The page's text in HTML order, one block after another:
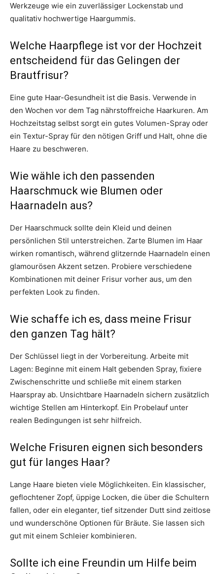
Werkzeuge wie ein zuverlässiger Lockenstab und
qualitativ hochwertige Haargummis.
Welche Haarpflege ist vor der Hochzeit
entscheidend für das Gelingen der
Brautfrisur?
Eine gute Haar-Gesundheit ist die Basis. Verwende in
den Wochen vor dem Tag nährstoffreiche Haarkuren. Am
Hochzeitstag selbst sorgt ein gutes Volumen-Spray oder
ein Textur-Spray für den nötigen Griff und Halt, ohne die
Haare zu beschweren.
Wie wähle ich den passenden
Haarschmuck wie Blumen oder
Haarnadeln aus?
Der Haarschmuck sollte dein Kleid und deinen
persönlichen Stil unterstreichen. Zarte Blumen im Haar
wirken romantisch, während glitzernde Haarnadeln einen
glamourösen Akzent setzen. Probiere verschiedene
Kombinationen mit deiner Frisur vorher aus, um den
perfekten Look zu finden.
Wie schaffe ich es, dass meine Frisur
den ganzen Tag hält?
Der Schlüssel liegt in der Vorbereitung. Arbeite mit
Lagen: Beginne mit einem Halt gebenden Spray, fixiere
Zwischenschritte und schließe mit einem starken
Haarspray ab. Unsichtbare Haarnadeln sichern zusätzlich
wichtige Stellen am Hinterkopf. Ein Probelauf unter
realen Bedingungen ist sehr hilfreich.
Welche Frisuren eignen sich besonders
gut für langes Haar?
Lange Haare bieten viele Möglichkeiten. Ein klassischer,
geflochtener Zopf, üppige Locken, die über die Schultern
fallen, oder ein eleganter, tief sitzender Dutt sind zeitlose
und wunderschöne Optionen für Bräute. Sie lassen sich
gut mit einem Schleier kombinieren.
Sollte ich eine Freundin um Hilfe beim